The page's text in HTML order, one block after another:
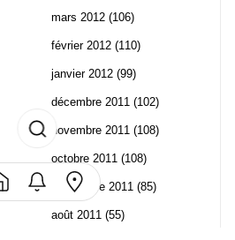
mars 2012 (106)
février 2012 (110)
janvier 2012 (99)
décembre 2011 (102)
novembre 2011 (108)
octobre 2011 (108)
septembre 2011 (85)
août 2011 (55)